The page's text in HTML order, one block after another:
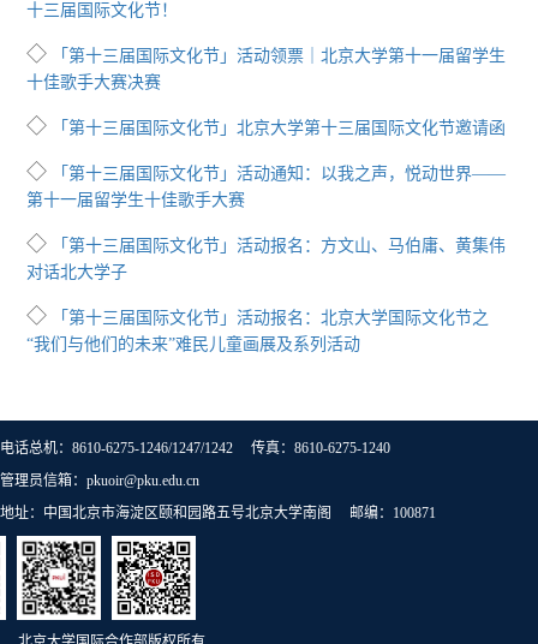
十三届国际文化节！
◇
「第十三届国际文化节」活动领票｜北京大学第十一届留学生
十佳歌手大赛决赛
◇ 「第十三届国际文化节」北京大学第十三届国际文化节邀请函
◇
「第十三届国际文化节」活动通知：以我之声，悦动世界——
第十一届留学生十佳歌手大赛
◇
「第十三届国际文化节」活动报名：方文山、马伯庸、黄集伟
对话北大学子
◇
「第十三届国际文化节」活动报名：北京大学国际文化节之
“我们与他们的未来”难民儿童画展及系列活动
电话总机：8610-6275-1246/1247/1242 传真：8610-6275-1240
管理员信箱：pkuoir@pku.edu.cn
地址：中国北京市海淀区颐和园路五号北京大学南阁 邮编：100871